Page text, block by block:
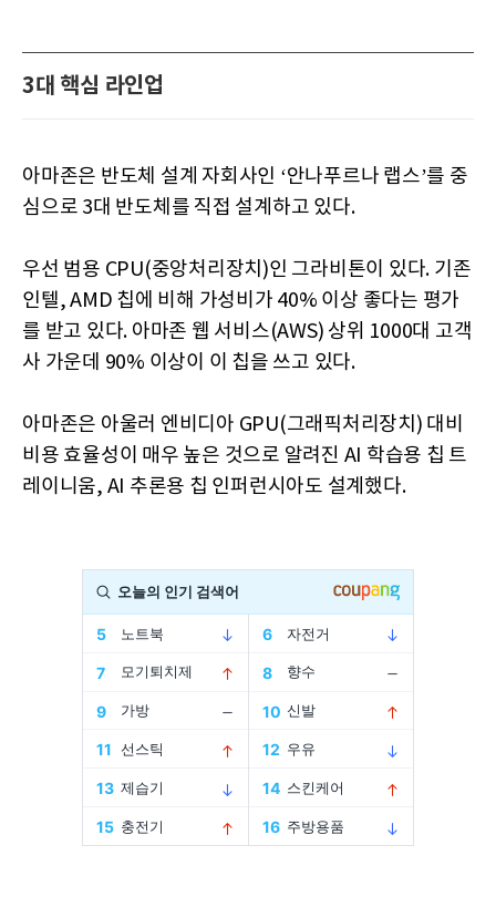
3대 핵심 라인업
아마존은 반도체 설계 자회사인 ‘안나푸르나 랩스’를 중
심으로 3대 반도체를 직접 설계하고 있다.
우선 범용 CPU(중앙처리장치)인 그라비톤이 있다. 기존
인텔, AMD 칩에 비해 가성비가 40% 이상 좋다는 평가
를 받고 있다. 아마존 웹 서비스(AWS) 상위 1000대 고객
사 가운데 90% 이상이 이 칩을 쓰고 있다.
아마존은 아울러 엔비디아 GPU(그래픽처리장치) 대비
비용 효율성이 매우 높은 것으로 알려진 AI 학습용 칩 트
레이니움, AI 추론용 칩 인퍼런시아도 설계했다.